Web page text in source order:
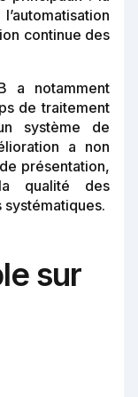
continue des
a notamment
de traitement
système de
a non
présentation,
qualité des
sur